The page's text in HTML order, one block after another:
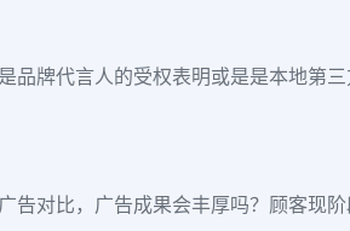
牌代言人的受权表明或是是本地第
告对比，广告成果会丰厚吗？顾客现